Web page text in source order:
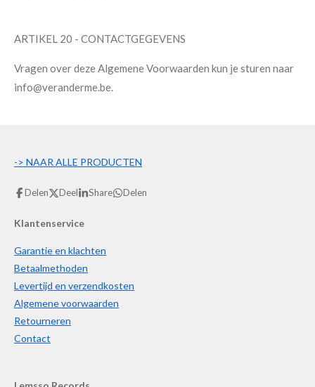
ARTIKEL 20 - CONTACTGEGEVENS
Vragen over deze Algemene Voorwaarden kun je sturen naar
info@veranderme.be.
-> NAAR ALLE PRODUCTEN
Delen Deel Share Delen
Klantenservice
Garantie en klachten
Betaalmethoden
Levertijd en verzendkosten
Algemene voorwaarden
Retourneren
Contact